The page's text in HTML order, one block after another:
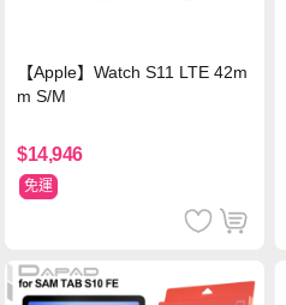
【Apple】Watch S11 LTE 42m
m S/M
$14,946
免運